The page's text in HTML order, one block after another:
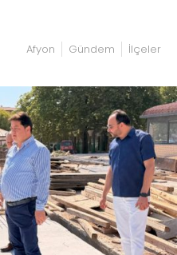
Afyon Gündem İlçeler